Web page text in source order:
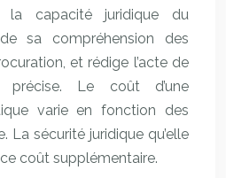
la capacité juridique du
sa compréhension des
et rédige l’acte de
Le coût d’une
varie en fonction des
La sécurité juridique qu’elle
coût supplémentaire.